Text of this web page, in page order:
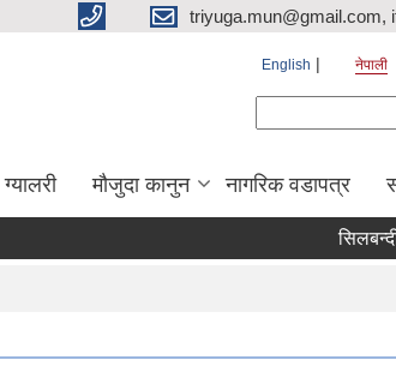
triyuga.mun@gmail.com,
English नेपाली
ग्यालरी मौजुदा कानुन नागरिक वडापत्र